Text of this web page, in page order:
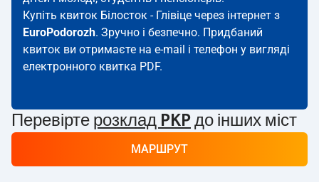
Купіть квиток Білосток - Глівіце через інтернет з
EuroPodorozh. Зручно і безпечно. Придбаний
квиток ви отримаєте на e-mail і телефон у вигляді
електронного квитка PDF.
Перевірте розклад PKP до інших міст
МАРШРУТ